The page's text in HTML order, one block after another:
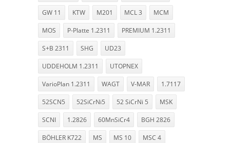
GW 11 KTW M201 MCL 3 MCM
MOS P-Platte 1.2311 PREMIUM 1.2311
S+B 2311 SHG UD23
UDDEHOLM 1.2311 UTOPNEX
VarioPlan 1.2311 WAGT V-MAR 1.7117
52SCN5 52SiCrNi5 52 SiCrNi 5 MSK
SCNI 1.2826 60MnSiCr4 BGH 2826
BÖHLER K722 MS MS 10 MSC 4